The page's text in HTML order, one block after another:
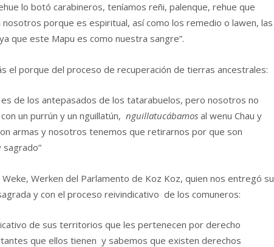
lo botó carabineros, teníamos reñi, palenque, rehue que
porque es espiritual, así como los remedio o lawen, las
que este Mapu es como nuestra sangre”.
el porque del proceso de recuperación de tierras ancestrales:
de los antepasados de los tatarabuelos, pero nosotros no
un purrún y un nguillatún, nguillatucábamos al wenu Chau y
armas y nosotros tenemos que retirarnos por que son
Werken del Parlamento de Koz Koz, quien nos entregó su
y con el proceso reivindicativo de los comuneros:
de sus territorios que les pertenecen por derecho
que ellos tienen y sabemos que existen derechos